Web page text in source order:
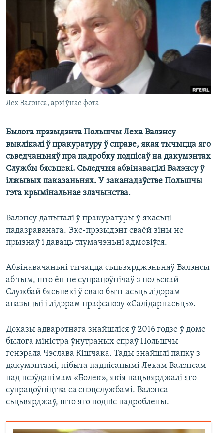
НА ХВАЛЯХ СВАБОДЫ
Лех Валэнса, архіўнае фота
Былога прэзыдэнта Польшчы Леха Валэнсу
выклікалі ў пракуратуру ў справе, якая тычыцца яго
сьведчаньняў пра падробку подпісаў на дакумэнтах
Службы бясьпекі. Сьледчыя абвінавацілі Валэнсу ў
ілжывых паказаньнях. У заканадаўстве Польшчы
гэта крымінальнае злачынства.
Валэнсу дапыталі ў пракуратуры ў якасьці
падазраванага. Экс-прэзыдэнт сваёй віны не
прызнаў і даваць тлумачэньні адмовіўся.
Абвінавачаньні тычацца сьцьвярджэньняў Валэнсы
аб тым, што ён не супрацоўнічаў з польскай
Службай бясьпекі ў сваю бытнасьць лідэрам
апазыцыі і лідэрам прафсаюзу «Салідарнасьць».
Доказы адваротнага знайшліся ў 2016 годзе ў доме
былога міністра ўнутраных спраў Польшчы
генэрала Чэслава Кішчака. Тады знайшлі папку з
дакумэнтамі, нібыта падпісанымі Лехам Валэнсам
пад псэўданімам «Болек», якія пацьвярджалі яго
супрацоўніцтва са спэцслужбамі. Валэнса
сьцьвярджаў, што яго подпіс падроблены.